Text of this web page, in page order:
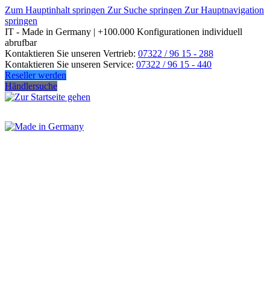
Zum Hauptinhalt springen Zur Suche springen Zur Hauptnavigation
springen
IT - Made in Germany | +100.000 Konfigurationen individuell
abrufbar
Kontaktieren Sie unseren Vertrieb: 07322 / 96 15 - 288
Kontaktieren Sie unseren Service: 07322 / 96 15 - 440
Reseller werden
Händlersuche